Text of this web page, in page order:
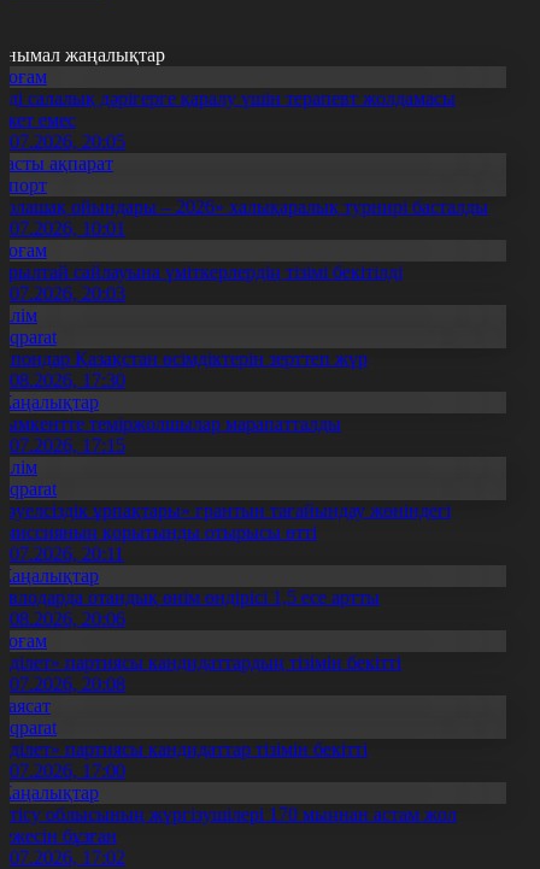
жаңалықтар
салалық дәрігерге қаралу үшін терапевт жолдамасы
емес
20:05
ақпарат
ойындары – 2026» халықаралық турнирі басталды
10:01
сайлауына үміткерлердің тізімі бекітілді
20:03
Қазақстан өсімдіктерін зерттеп жүр
17:30
теміржолшылар марапатталды
17:15
ұрпақтары» грантын тағайындау жөніндегі
қорытынды отырысы өтті
20:11
отандық өнім өндірісі 1,5 есе артты
20:06
партиясы кандидаттардың тізімін бекітті
20:08
партиясы кандидаттар тізімін бекітті
17:00
облысының жүргізушілері 170 мыңнан астам жол
бұзған
17:02